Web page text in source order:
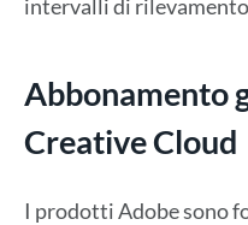
intervalli di
Abbonamento
Creative Cloud
I prodotti Adobe sono